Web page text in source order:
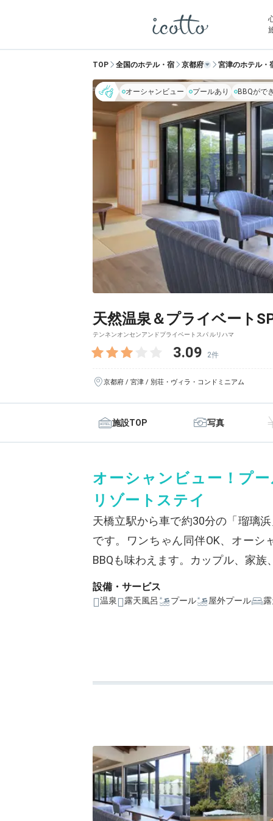
TOP 全国のホテル・宿 京都府 宮津のホテル・
オーシャンビュー プールあり BBQがで
天然温泉＆プライベート
テンネンオンセンアンドプライベートスパ ルリハマ
3.09 2件
京都府 / 宮津 / 別荘・ヴィラ・コンドミニアム
施設TOP 写真
オーシャンビュー！プ
リゾートステイ
天橋立駅から車で約30分の「瑠璃
です。ワンちゃん同伴OK、オー
BBQも味わえます。カップル、家
設備・サービス
温泉 露天風呂 プール 屋外プール